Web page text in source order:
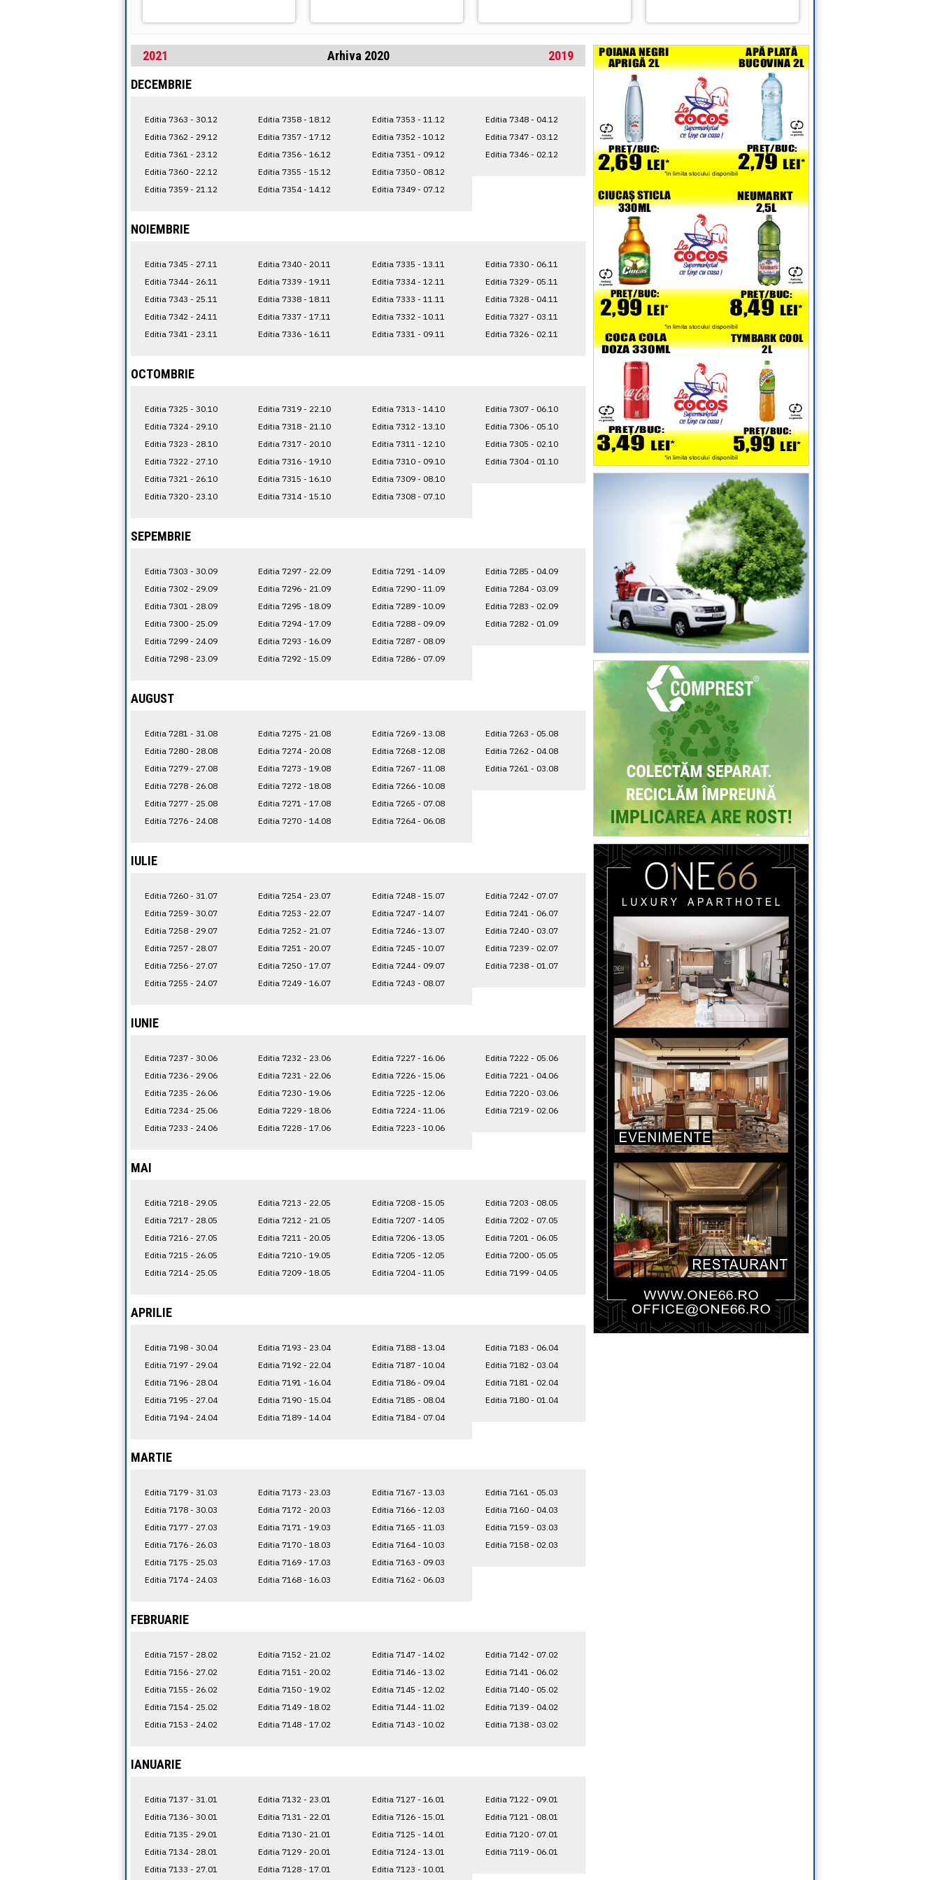
2021 2019
Arhiva 2020
DECEMBRIE
Editia 7363 - 30.12
Editia 7362 - 29.12
Editia 7361 - 23.12
Editia 7360 - 22.12
Editia 7359 - 21.12
Editia 7358 - 18.12
Editia 7357 - 17.12
Editia 7356 - 16.12
Editia 7355 - 15.12
Editia 7354 - 14.12
Editia 7353 - 11.12
Editia 7352 - 10.12
Editia 7351 - 09.12
Editia 7350 - 08.12
Editia 7349 - 07.12
Editia 7348 - 04.12
Editia 7347 - 03.12
Editia 7346 - 02.12
NOIEMBRIE
Editia 7345 - 27.11
Editia 7344 - 26.11
Editia 7343 - 25.11
Editia 7342 - 24.11
Editia 7341 - 23.11
Editia 7340 - 20.11
Editia 7339 - 19.11
Editia 7338 - 18.11
Editia 7337 - 17.11
Editia 7336 - 16.11
Editia 7335 - 13.11
Editia 7334 - 12.11
Editia 7333 - 11.11
Editia 7332 - 10.11
Editia 7331 - 09.11
Editia 7330 - 06.11
Editia 7329 - 05.11
Editia 7328 - 04.11
Editia 7327 - 03.11
Editia 7326 - 02.11
OCTOMBRIE
Editia 7325 - 30.10
Editia 7324 - 29.10
Editia 7323 - 28.10
Editia 7322 - 27.10
Editia 7321 - 26.10
Editia 7320 - 23.10
Editia 7319 - 22.10
Editia 7318 - 21.10
Editia 7317 - 20.10
Editia 7316 - 19.10
Editia 7315 - 16.10
Editia 7314 - 15.10
Editia 7313 - 14.10
Editia 7312 - 13.10
Editia 7311 - 12.10
Editia 7310 - 09.10
Editia 7309 - 08.10
Editia 7308 - 07.10
Editia 7307 - 06.10
Editia 7306 - 05.10
Editia 7305 - 02.10
Editia 7304 - 01.10
SEPEMBRIE
Editia 7303 - 30.09
Editia 7302 - 29.09
Editia 7301 - 28.09
Editia 7300 - 25.09
Editia 7299 - 24.09
Editia 7298 - 23.09
Editia 7297 - 22.09
Editia 7296 - 21.09
Editia 7295 - 18.09
Editia 7294 - 17.09
Editia 7293 - 16.09
Editia 7292 - 15.09
Editia 7291 - 14.09
Editia 7290 - 11.09
Editia 7289 - 10.09
Editia 7288 - 09.09
Editia 7287 - 08.09
Editia 7286 - 07.09
Editia 7285 - 04.09
Editia 7284 - 03.09
Editia 7283 - 02.09
Editia 7282 - 01.09
AUGUST
Editia 7281 - 31.08
Editia 7280 - 28.08
Editia 7279 - 27.08
Editia 7278 - 26.08
Editia 7277 - 25.08
Editia 7276 - 24.08
Editia 7275 - 21.08
Editia 7274 - 20.08
Editia 7273 - 19.08
Editia 7272 - 18.08
Editia 7271 - 17.08
Editia 7270 - 14.08
Editia 7269 - 13.08
Editia 7268 - 12.08
Editia 7267 - 11.08
Editia 7266 - 10.08
Editia 7265 - 07.08
Editia 7264 - 06.08
Editia 7263 - 05.08
Editia 7262 - 04.08
Editia 7261 - 03.08
IULIE
Editia 7260 - 31.07
Editia 7259 - 30.07
Editia 7258 - 29.07
Editia 7257 - 28.07
Editia 7256 - 27.07
Editia 7255 - 24.07
Editia 7254 - 23.07
Editia 7253 - 22.07
Editia 7252 - 21.07
Editia 7251 - 20.07
Editia 7250 - 17.07
Editia 7249 - 16.07
Editia 7248 - 15.07
Editia 7247 - 14.07
Editia 7246 - 13.07
Editia 7245 - 10.07
Editia 7244 - 09.07
Editia 7243 - 08.07
Editia 7242 - 07.07
Editia 7241 - 06.07
Editia 7240 - 03.07
Editia 7239 - 02.07
Editia 7238 - 01.07
IUNIE
Editia 7237 - 30.06
Editia 7236 - 29.06
Editia 7235 - 26.06
Editia 7234 - 25.06
Editia 7233 - 24.06
Editia 7232 - 23.06
Editia 7231 - 22.06
Editia 7230 - 19.06
Editia 7229 - 18.06
Editia 7228 - 17.06
Editia 7227 - 16.06
Editia 7226 - 15.06
Editia 7225 - 12.06
Editia 7224 - 11.06
Editia 7223 - 10.06
Editia 7222 - 05.06
Editia 7221 - 04.06
Editia 7220 - 03.06
Editia 7219 - 02.06
MAI
Editia 7218 - 29.05
Editia 7217 - 28.05
Editia 7216 - 27.05
Editia 7215 - 26.05
Editia 7214 - 25.05
Editia 7213 - 22.05
Editia 7212 - 21.05
Editia 7211 - 20.05
Editia 7210 - 19.05
Editia 7209 - 18.05
Editia 7208 - 15.05
Editia 7207 - 14.05
Editia 7206 - 13.05
Editia 7205 - 12.05
Editia 7204 - 11.05
Editia 7203 - 08.05
Editia 7202 - 07.05
Editia 7201 - 06.05
Editia 7200 - 05.05
Editia 7199 - 04.05
APRILIE
Editia 7198 - 30.04
Editia 7197 - 29.04
Editia 7196 - 28.04
Editia 7195 - 27.04
Editia 7194 - 24.04
Editia 7193 - 23.04
Editia 7192 - 22.04
Editia 7191 - 16.04
Editia 7190 - 15.04
Editia 7189 - 14.04
Editia 7188 - 13.04
Editia 7187 - 10.04
Editia 7186 - 09.04
Editia 7185 - 08.04
Editia 7184 - 07.04
Editia 7183 - 06.04
Editia 7182 - 03.04
Editia 7181 - 02.04
Editia 7180 - 01.04
MARTIE
Editia 7179 - 31.03
Editia 7178 - 30.03
Editia 7177 - 27.03
Editia 7176 - 26.03
Editia 7175 - 25.03
Editia 7174 - 24.03
Editia 7173 - 23.03
Editia 7172 - 20.03
Editia 7171 - 19.03
Editia 7170 - 18.03
Editia 7169 - 17.03
Editia 7168 - 16.03
Editia 7167 - 13.03
Editia 7166 - 12.03
Editia 7165 - 11.03
Editia 7164 - 10.03
Editia 7163 - 09.03
Editia 7162 - 06.03
Editia 7161 - 05.03
Editia 7160 - 04.03
Editia 7159 - 03.03
Editia 7158 - 02.03
FEBRUARIE
Editia 7157 - 28.02
Editia 7156 - 27.02
Editia 7155 - 26.02
Editia 7154 - 25.02
Editia 7153 - 24.02
Editia 7152 - 21.02
Editia 7151 - 20.02
Editia 7150 - 19.02
Editia 7149 - 18.02
Editia 7148 - 17.02
Editia 7147 - 14.02
Editia 7146 - 13.02
Editia 7145 - 12.02
Editia 7144 - 11.02
Editia 7143 - 10.02
Editia 7142 - 07.02
Editia 7141 - 06.02
Editia 7140 - 05.02
Editia 7139 - 04.02
Editia 7138 - 03.02
IANUARIE
Editia 7137 - 31.01
Editia 7136 - 30.01
Editia 7135 - 29.01
Editia 7134 - 28.01
Editia 7133 - 27.01
Editia 7132 - 23.01
Editia 7131 - 22.01
Editia 7130 - 21.01
Editia 7129 - 20.01
Editia 7128 - 17.01
Editia 7127 - 16.01
Editia 7126 - 15.01
Editia 7125 - 14.01
Editia 7124 - 13.01
Editia 7123 - 10.01
Editia 7122 - 09.01
Editia 7121 - 08.01
Editia 7120 - 07.01
Editia 7119 - 06.01